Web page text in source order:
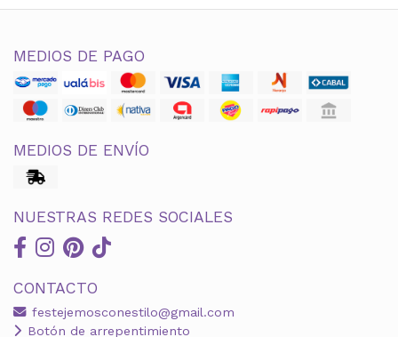
MEDIOS DE PAGO
MEDIOS DE ENVÍO
NUESTRAS REDES SOCIALES
CONTACTO
festejemosconestilo@gmail.com
Botón de arrepentimiento